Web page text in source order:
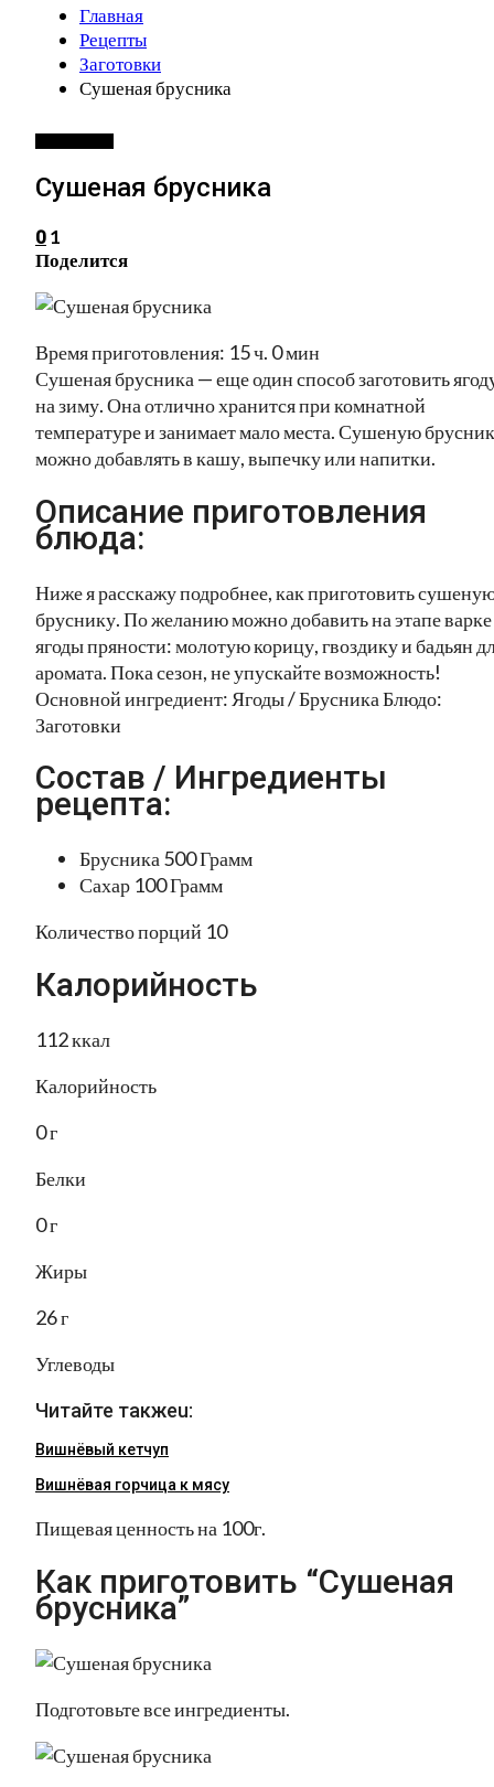
Главная
Рецепты
Заготовки
Сушеная брусника
Сушеная брусника
0 1
Поделится
Время приготовления: 15 ч. 0 мин
Сушеная брусника — еще один способ заготовить
на зиму. Она отлично хранится при комнатной
температуре и занимает мало места. Сушеную
можно добавлять в кашу, выпечку или напитки.
Описание приготовления
блюда:
Ниже я расскажу подробнее, как приготовить
бруснику. По желанию можно добавить на этапе варке
ягоды пряности: молотую корицу, гвоздику и бадьян
аромата. Пока сезон, не упускайте возможность!
Основной ингредиент: Ягоды / Брусника Блюдо:
Заготовки
Состав / Ингредиенты
рецепта:
Брусника 500 Грамм
Сахар 100 Грамм
Количество порций 10
Калорийность
112 ккал
Калорийность
0 г
Белки
0 г
Жиры
26 г
Углеводы
Читайте такжеu:
Вишнёвый кетчуп
Вишнёвая горчица к мясу
Пищевая ценность на 100г.
Как приготовить “Сушеная
брусника”
Подготовьте все ингредиенты.